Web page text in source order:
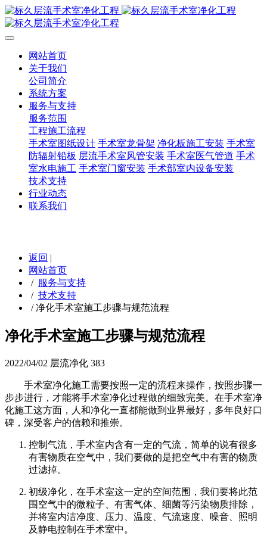
网站首页
关于我们
公司简介
系统方案
服务与支持
服务范围
工程施工流程
手术室图纸设计 手术室龙骨架 净化板施工安装 手术室
防辐射铅板 层流手术室风管安装 手术室医气管道 手术
室水电施工 手术室门窗安装 手术部室内设备安装
技术支持
行业动态
联系我们
返回 |
网站首页
/ 服务与支持
/ 技术支持
/净化手术室施工步骤与规范流程
净化手术室施工步骤与规范流程
2022/04/02 层流净化 383
手术室净化施工需要按照一定的流程来操作，按照步骤一
步步进行，才能将手术室净化过程做的细致完美。在手术室净
化施工这方面，人和净化一直都能做到业界最好，多年良好口
碑，深受客户的信赖和推崇。
控制气流，手术室内含有一定的气流，简单的说有很多
有害物质在空气中，我们要做的是把空气中有害的物质
过滤掉。
初级净化，在手术室这一定的空间范围，我们要将此范
围空气中的微粒子、有害气体、细菌等污染物质排除，
并将室内洁净度、压力、温度、气流速度、噪音、照明
及静电控制在手术室中。